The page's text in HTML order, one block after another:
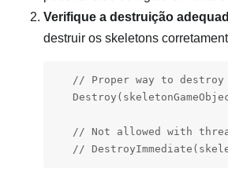
Verifique a destruição
destruir os skeletons
   // Proper way to destroy
// Not allowed with
//